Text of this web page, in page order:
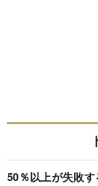
50％以上が失敗